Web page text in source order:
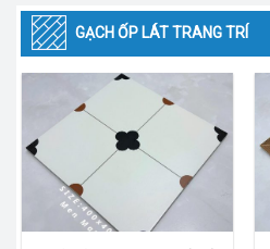
GẠCH ỐP LÁT TRANG TRÍ